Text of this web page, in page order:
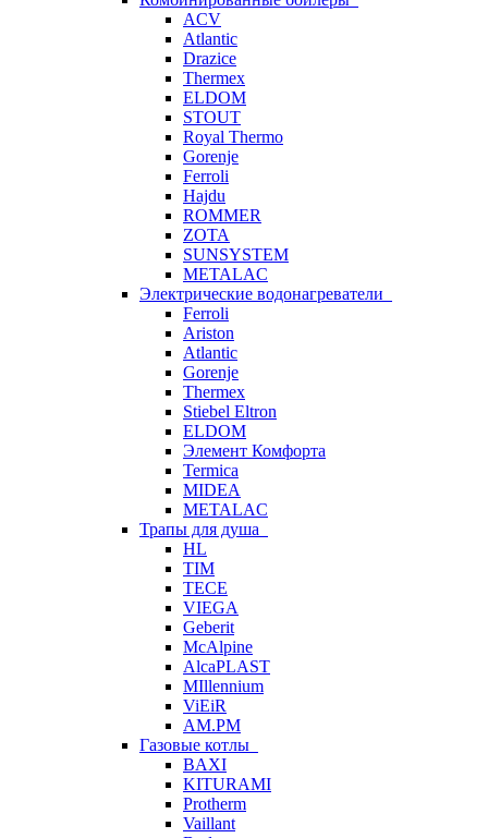
ACV
Atlantic
Drazice
Thermex
ELDOM
STOUT
Royal Thermo
Gorenje
Ferroli
Hajdu
ROMMER
ZOTA
SUNSYSTEM
METALAC
Электрические водонагреватели
Ferroli
Ariston
Atlantic
Gorenje
Thermex
Stiebel Eltron
ELDOM
Элемент Комфорта
Termica
MIDEA
METALAC
Трапы для душа
HL
TIM
TECE
VIEGA
Geberit
McAlpine
AlcaPLAST
MIllennium
ViEiR
AM.PM
Газовые котлы
BAXI
KITURAMI
Protherm
Vaillant